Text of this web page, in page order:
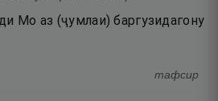
Мо аз (ҷумлаи) баргузидагону
тафсир